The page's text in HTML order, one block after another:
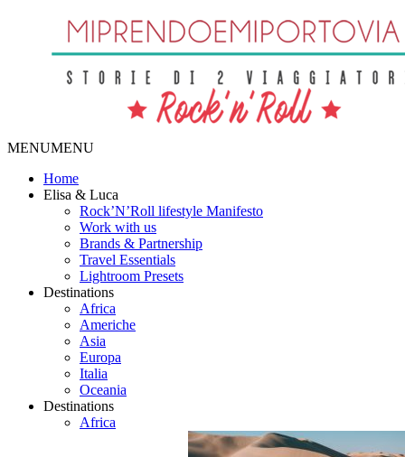
MENUMENU
Home
Elisa & Luca
Rock’N’Roll lifestyle Manifesto
Work with us
Brands & Partnership
Travel Essentials
Lightroom Presets
Destinations
Africa
Americhe
Asia
Europa
Italia
Oceania
Destinations
Africa